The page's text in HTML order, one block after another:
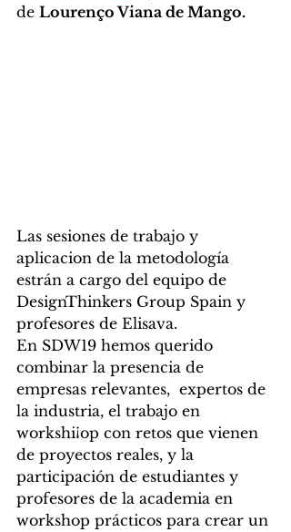
de Lourenço Viana de Mango.
Las sesiones de trabajo y
aplicacion de la metodología
estrán a cargo del equipo de
DesignThinkers Group Spain y
profesores de Elisava.
En SDW19 hemos querido
combinar la presencia de
empresas relevantes,  expertos de
la industria, el trabajo en
workshi¡op con retos que vienen
de proyectos reales, y la
participación de estudiantes y
profesores de la academia en
workshop prácticos para crear un